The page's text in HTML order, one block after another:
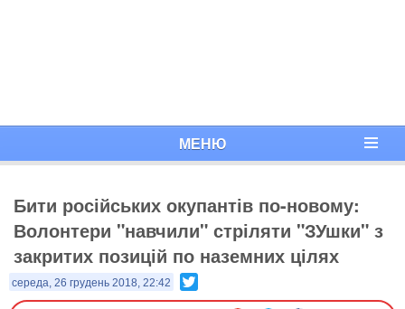
МЕНЮ
Бити російських окупантів по-новому:
Волонтери "навчили" стріляти "ЗУшки" з
закритих позицій по наземних цілях
середа, 26 грудень 2018, 22:42